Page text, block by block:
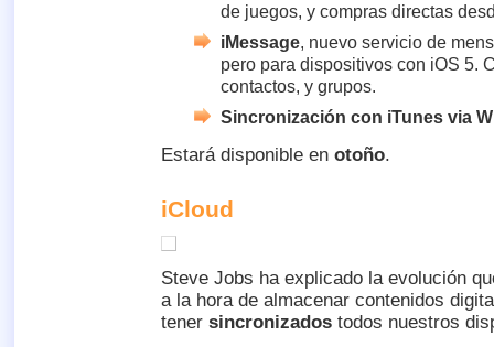
de juegos, y compras directas
iMessage, nuevo servicio de
pero para dispositivos con iOS 5.
contactos, y grupos.
Sincronización con iTunes via
Estará disponible en otoño.
iCloud
Steve Jobs ha explicado la evolución
a la hora de almacenar contenidos
tener sincronizados todos nuestros